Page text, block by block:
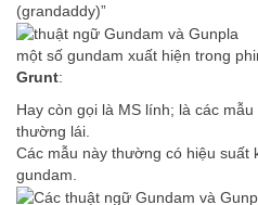
(grandaddy)”
một số gundam xuất hiện trong
Grunt:
Hay còn gọi là MS lính; là các
thường lái.
Các mẫu này thường có hiệu suất
gundam.